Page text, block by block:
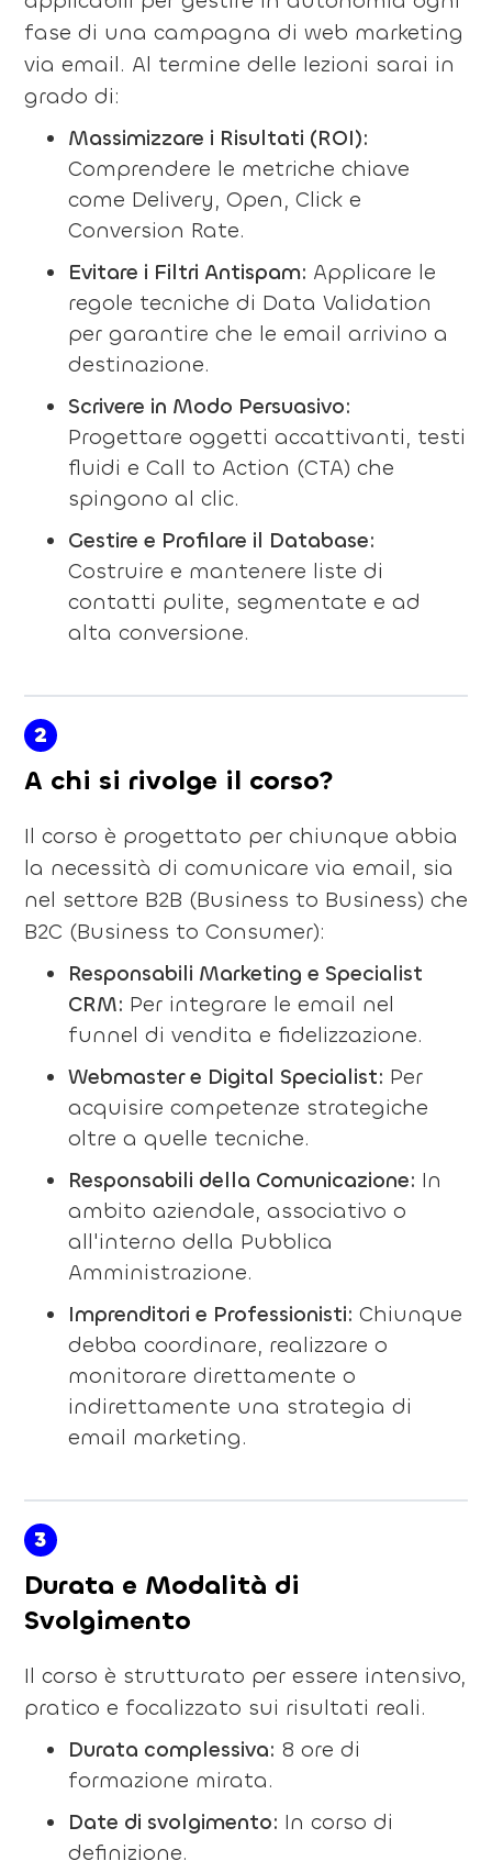
fase di una campagna di web marketing
via email. Al termine delle lezioni sarai in
grado di:
Massimizzare i Risultati (ROI):
Comprendere le metriche chiave
come Delivery, Open, Click e
Conversion Rate.
Evitare i Filtri Antispam: Applicare le
regole tecniche di Data Validation
per garantire che le email arrivino a
destinazione.
Scrivere in Modo Persuasivo:
Progettare oggetti accattivanti, testi
fluidi e Call to Action (CTA) che
spingono al clic.
Gestire e Profilare il Database:
Costruire e mantenere liste di
contatti pulite, segmentate e ad
alta conversione.
2
A chi si rivolge il corso?
Il corso è progettato per chiunque abbia
la necessità di comunicare via email, sia
nel settore B2B (Business to Business) che
B2C (Business to Consumer):
Responsabili Marketing e Specialist
CRM: Per integrare le email nel
funnel di vendita e fidelizzazione.
Webmaster e Digital Specialist: Per
acquisire competenze strategiche
oltre a quelle tecniche.
Responsabili della Comunicazione: In
ambito aziendale, associativo o
all'interno della Pubblica
Amministrazione.
Imprenditori e Professionisti: Chiunque
debba coordinare, realizzare o
monitorare direttamente o
indirettamente una strategia di
email marketing.
3
Durata e Modalità di
Svolgimento
Il corso è strutturato per essere intensivo,
pratico e focalizzato sui risultati reali.
Durata complessiva: 8 ore di
formazione mirata.
Date di svolgimento: In corso di
definizione.